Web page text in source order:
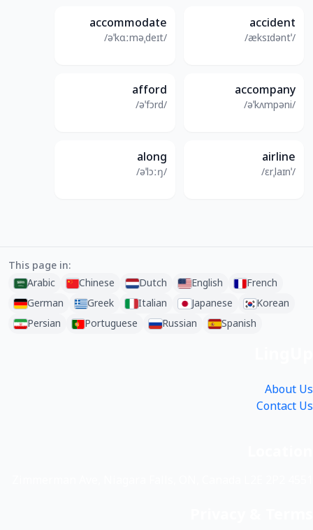
accident
/ˈæksɪdənt/
accommodate
/əˈkɑːməˌdeɪt/
accompany
/əˈkʌmpəni/
afford
/əˈfɔrd/
airline
/ˈɛrˌlaɪn/
along
/əˈlɔːŋ/
This page in:
Arabic
Chinese Dutch English
French
German
Greek Italian Japanese
Korean
Persian
Portuguese Russian Spanish
About Us
Contact Us